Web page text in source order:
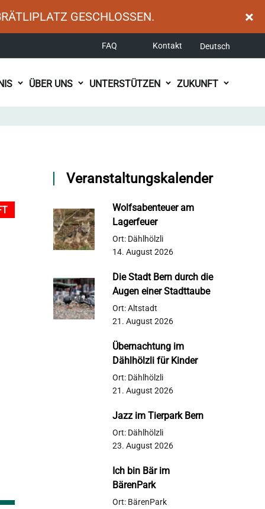
GESCHLOSSEN. ×
FAQ Kontakt Deutsch
ÜBER UNS UNTERSTÜTZEN ZUKUNFT
Veranstaltungskalender
Wolfsabenteuer am
Lagerfeuer
Ort: Dählhölzli
14. August 2026
Die Stadt Bern durch die
Augen einer Stadttaube
Ort: Altstadt
21. August 2026
Übernachtung im
Dählhölzli für Kinder
Ort: Dählhölzli
21. August 2026
Jazz im Tierpark Bern
Ort: Dählhölzli
23. August 2026
Ich bin Bär im
BärenPark
Ort: BärenPark